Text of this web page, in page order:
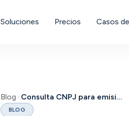
Soluciones Precios Casos
Blog Consulta CNPJ para emisión de nota fiscal
BLOG